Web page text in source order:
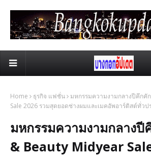
Home ธุรกิจ แฟชั่น
มหกรรมความงามกลางปีคึกคั
Sale 2026 รวมสุดยอดช่างผมและเมคอัพอาร์ติสต์ทั่วป
มหกรรมความงามกลาง
& Beauty Midyear